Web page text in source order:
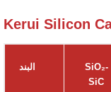
Kerui Silicon
البند
SiO₂-
SiC